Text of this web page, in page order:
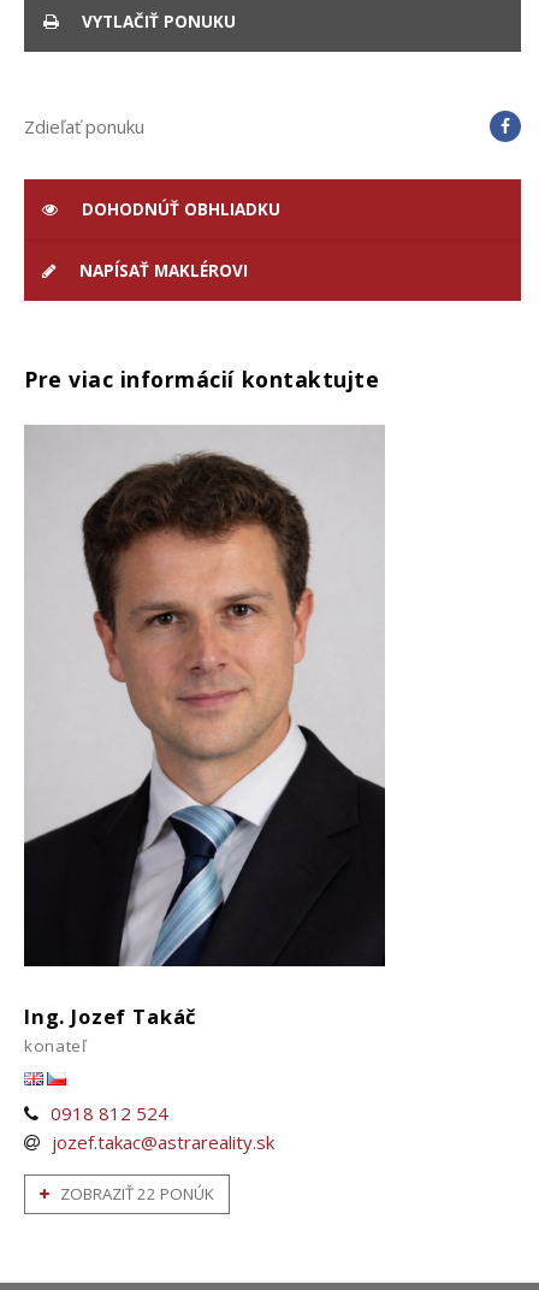
VYTLAČIŤ PONUKU
Zdieľať ponuku
DOHODNÚŤ OBHLIADKU
NAPÍSAŤ MAKLÉROVI
Pre viac informácií kontaktujte
Ing. Jozef Takáč
konateľ
0918 812 524
jozef.takac@astrareality.sk
ZOBRAZIŤ 22 PONÚK